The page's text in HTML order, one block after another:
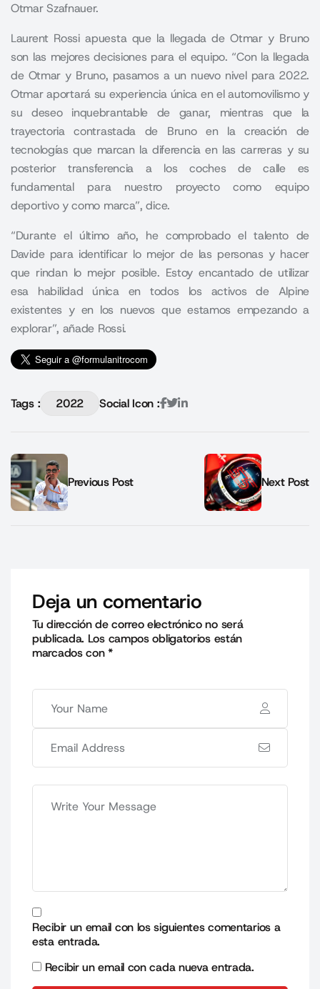
Otmar Szafnauer.
Laurent Rossi apuesta que la llegada de Otmar y Bruno
son las mejores decisiones para el equipo. “Con la llegada
de Otmar y Bruno, pasamos a un nuevo nivel para 2022.
Otmar aportará su experiencia única en el automovilismo y
su deseo inquebrantable de ganar, mientras que la
trayectoria contrastada de Bruno en la creación de
tecnologías que marcan la diferencia en las carreras y su
posterior transferencia a los coches de calle es
fundamental para nuestro proyecto como equipo
deportivo y como marca”, dice.
“Durante el último año, he comprobado el talento de
Davide para identificar lo mejor de las personas y hacer
que rindan lo mejor posible. Estoy encantado de utilizar
esa habilidad única en todos los activos de Alpine
existentes y en los nuevos que estamos empezando a
explorar”, añade Rossi.
Tags : 2022 Social Icon :
Previous Post Next Post
Deja un comentario
Tu dirección de correo electrónico no será
publicada. Los campos obligatorios están
marcados con*
Recibir un email con los siguientes comentarios a
esta entrada.
Recibir un email con cada nueva entrada.